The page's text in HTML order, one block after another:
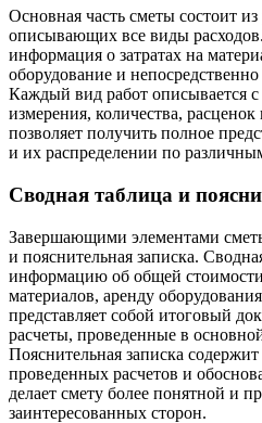
Основная часть сметы состоит из
описывающих все виды расходов.
информация о затратах на
оборудование и
Каждый вид работ описывается
измерения, количества,
позволяет получить полное
и их распределении по
Сводная таблица и
Завершающими элементами
и пояснительная записка.
информацию об общей стоимости
материалов, аренду
представляет собой итоговый
расчеты, проведенные в
Пояснительная записка
проведенных расчетов и
делает смету более понятной и
заинтересованных сторон.